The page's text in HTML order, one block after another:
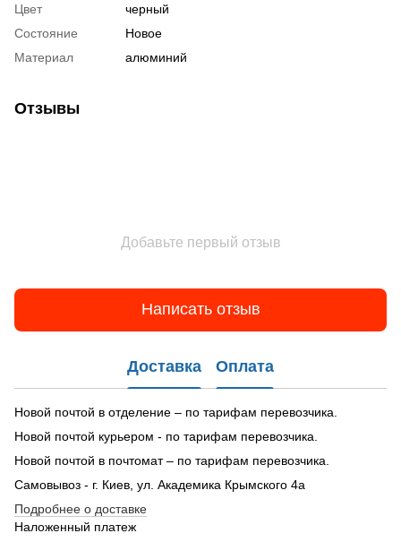
Цвет
черный
Состояние
Новое
Материал
алюминий
Отзывы
Добавьте первый отзыв
Написать отзыв
Доставка Оплата
Новой почтой в отделение – по тарифам перевозчика.
Новой почтой курьером - по тарифам перевозчика.
Новой почтой в почтомат – по тарифам перевозчика.
Самовывоз - г. Киев, ул. Академика Крымского 4а
Подробнее о доставке
Наложенный платеж